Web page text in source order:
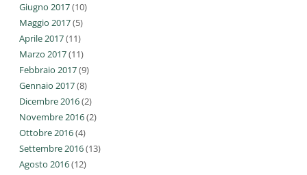
Giugno 2017(10)
Maggio 2017(5)
Aprile 2017(11)
Marzo 2017(11)
Febbraio 2017(9)
Gennaio 2017(8)
Dicembre 2016(2)
Novembre 2016(2)
Ottobre 2016(4)
Settembre 2016(13)
Agosto 2016(12)